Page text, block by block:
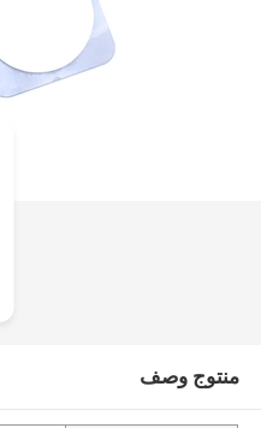
منتوج وصف